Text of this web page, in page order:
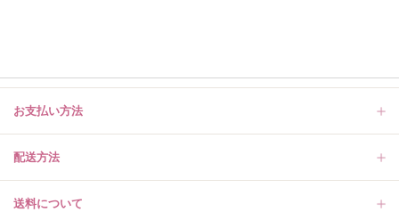
お支払い方法
配送方法
送料について